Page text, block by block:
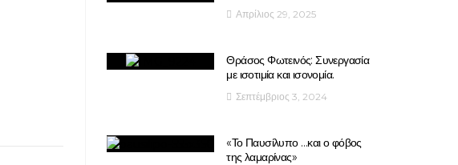
Απρίλιος 29, 2025
Θράσος Φωτεινός: Συνεργασία
με ισοτιμία και ισονομία.
Σεπτέμβριος 3, 2024
«Το Παυσίλυπο …και ο φόβος
της λαμαρίνας»